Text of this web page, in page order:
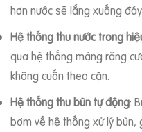
hơn nước sẽ lắng xuống
Hệ thống thu nước trong
qua hệ thống máng răng
không cuốn theo cặn.
Hệ thống thu bùn tự động:
bơm về hệ thống xử lý bùn,